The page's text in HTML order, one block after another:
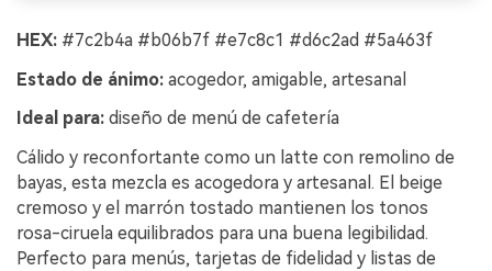
HEX: #7c2b4a #b06b7f #e7c8c1 #d6c2ad #5a463f
Estado de ánimo: acogedor, amigable, artesanal
Ideal para: diseño de menú de cafetería
Cálido y reconfortante como un latte con remolino de
bayas, esta mezcla es acogedora y artesanal. El beige
cremoso y el marrón tostado mantienen los tonos
rosa-ciruela equilibrados para una buena legibilidad.
Perfecto para menús, tarjetas de fidelidad y listas de